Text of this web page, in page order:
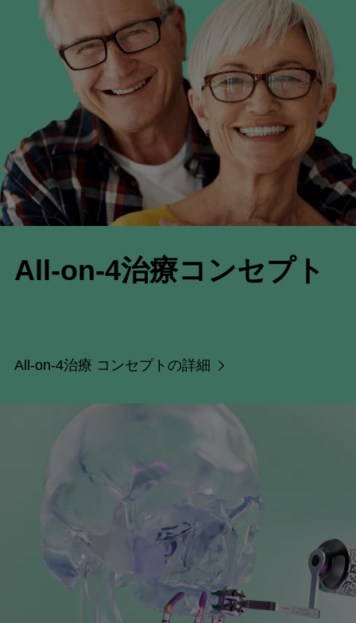
All-on-4治療コンセプト
All-on-4治療 コンセプトの詳細